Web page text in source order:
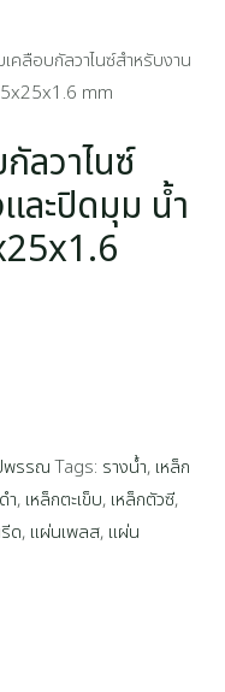
คลือบกัลวาไนซ์สำหรับงาน
mm
ลวาไนซ์
ละปิดมุม น้ำ
พรรณ Tags: รางน้ำ, เหล็ก
ำ, เหล็กตะเข็บ, เหล็กตัวซี,
ด, แผ่นเพลส, แผ่น